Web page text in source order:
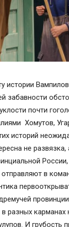
истории
забавности
почти
Хомутов,
историй
не развязка,
в
в разных
И грубость